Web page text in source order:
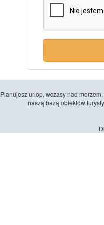
Planujesz urlop, wczasy nad
naszą bazą obiektów